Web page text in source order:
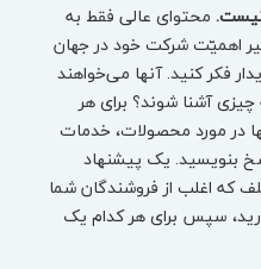
نیست. محتوای عالی فقط به
اهمیّت شرکت خود در جهان
فکر کنید. آنها می‌خواهند
آشنا شوند؟ برای هر
در مورد محصولات، خدمات
بنویسید. یک پیشنهاد
سوال مختلف که اغلب از فروشندگان شما
سپس برای هر کدام یک